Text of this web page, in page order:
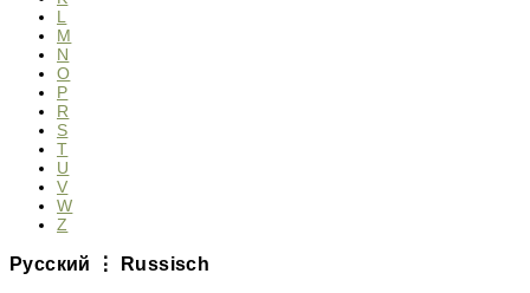
L
M
N
O
P
R
S
T
U
V
W
Z
Русский ⋮ Russisch